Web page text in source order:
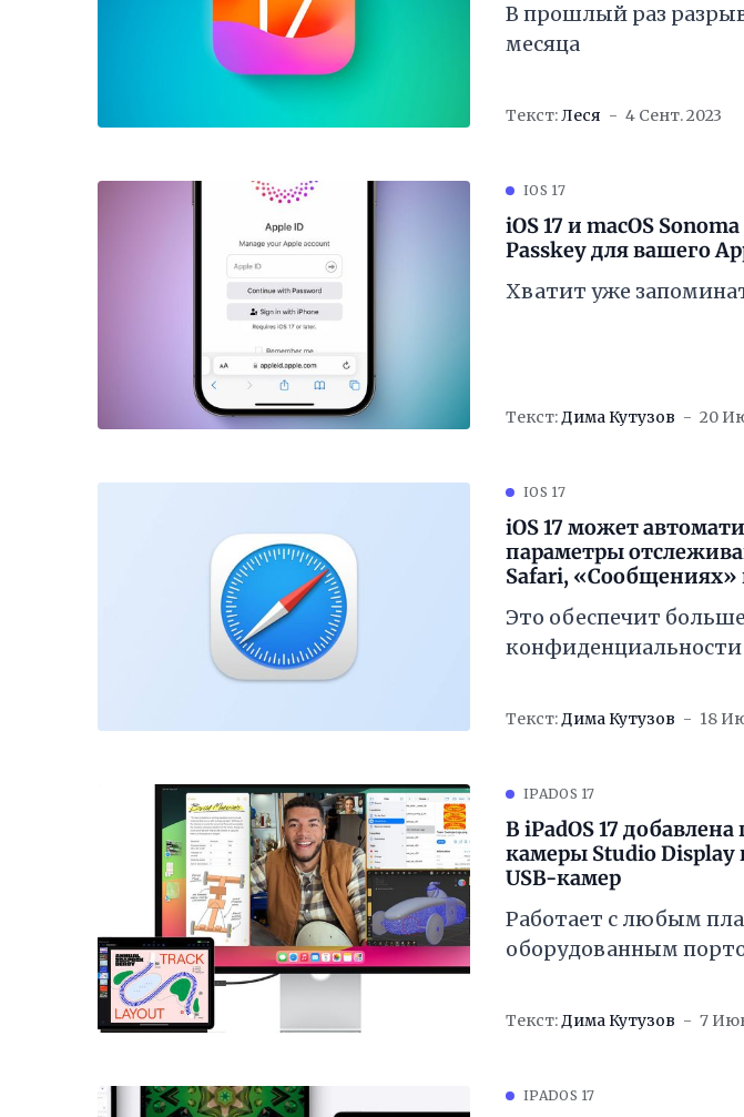
В прошлый раз
месяца
Текст:Леся 4 Сент. 2023
IOS 17
iOS 17 и macOS
Passkey для вашего
Хватит уже
Текст:Дима Кутузов 20
IOS 17
iOS 17 может
параметры
Safari, «Сообщениях»
Это обеспечит больше
конфиденциальности
Текст:Дима Кутузов 18
IPADOS 17
В iPadOS 17
камеры Studio
USB-камер
Работает с любым
оборудованным
Текст:Дима Кутузов 7
IPADOS 17